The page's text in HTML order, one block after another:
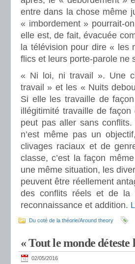
entre dans la chose même
« imbordement » pourrait-
elle est, de fait, évacuée
la télévision pour dire « les
flics et leurs porte-parole ne
« Ni loi, ni travail ». Une
travail » et les « Nuits
Si elle les travaille de
illégitimité travaille de
peut pas aller sans
n’est même pas un
clivages raciaux et de
classe, c’est la façon
une même situation, les
peuvent être réellement
des conflits réels et de la
reconnaissance et addition.
Du coté de la théorie/Around theory
« Tout le monde déteste
02/05/2016